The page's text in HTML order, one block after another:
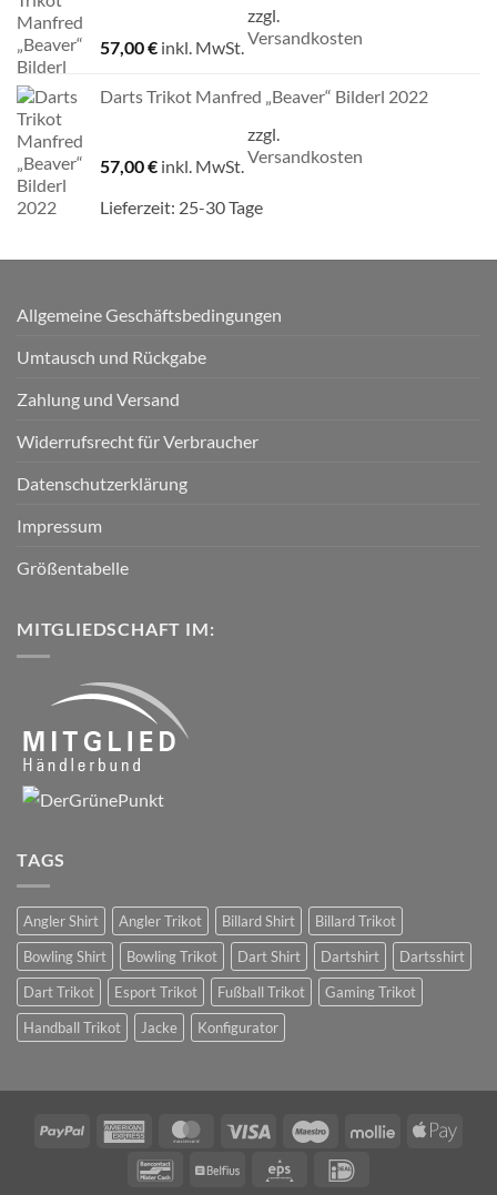
57,00€ inkl. MwSt.
zzgl.
Versandkosten
Darts Trikot Manfred „Beaver“ Bilderl 2022
57,00€ inkl. MwSt.
zzgl.
Versandkosten
Lieferzeit: 25-30 Tage
Allgemeine Geschäftsbedingungen
Umtausch und Rückgabe
Zahlung und Versand
Widerrufsrecht für Verbraucher
Datenschutzerklärung
Impressum
Größentabelle
MITGLIEDSCHAFT IM:
TAGS
Angler Shirt Angler Trikot Billard Shirt
Billard Trikot
Bowling Shirt
Bowling Trikot Dart Shirt Dartshirt
Dartsshirt
Dart Trikot
Esport Trikot Fußball Trikot
Gaming Trikot
Handball Trikot
Jacke Konfigurator
PayPal
American
MasterCardVisa Maestro Mollie
Apple
BancontactBelfius